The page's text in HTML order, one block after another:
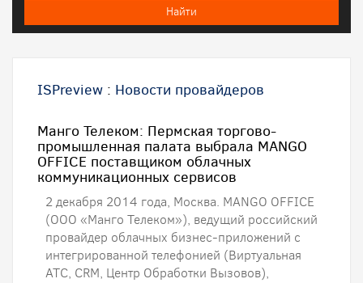
ISPreview : Новости провайдеров
Манго Телеком: Пермская торгово-
промышленная палата выбрала MANGO
OFFICE поставщиком облачных
коммуникационных сервисов
2 декабря 2014 года, Москва. MANGO OFFICE
(ООО «Манго Телеком»), ведущий российский
провайдер облачных бизнес-приложений с
интегрированной телефонией (Виртуальная
АТС, CRM, Центр Обработки Вызовов),